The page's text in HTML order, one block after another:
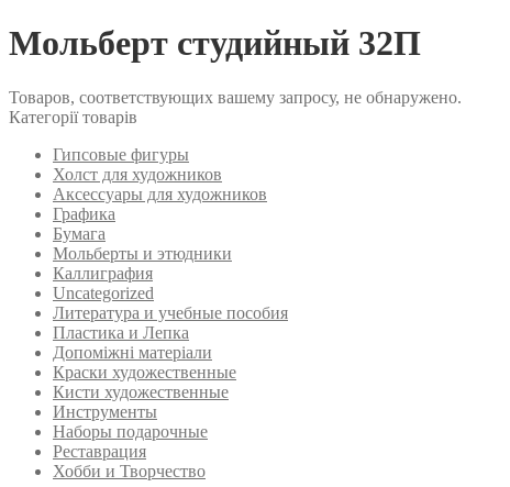
Мольберт студийный 32П
Товаров, соответствующих вашему запросу, не обнаружено.
Категорії товарів
Гипсовые фигуры
Холст для художников
Аксессуары для художников
Графика
Бумага
Мольберты и этюдники
Каллиграфия
Uncategorized
Литература и учебные пособия
Пластика и Лепка
Допоміжні матеріали
Краски художественные
Кисти художественные
Инструменты
Наборы подарочные
Реставрация
Хобби и Творчество